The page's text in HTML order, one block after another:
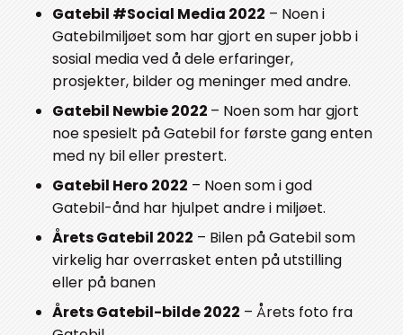
Gatebil #Social Media 2022 – Noen i
Gatebilmiljøet som har gjort en super jobb i
sosial media ved å dele erfaringer,
prosjekter, bilder og meninger med andre.
Gatebil Newbie 2022 – Noen som har gjort
noe spesielt på Gatebil for første gang enten
med ny bil eller prestert.
Gatebil Hero 2022 – Noen som i god
Gatebil-ånd har hjulpet andre i miljøet.
Årets Gatebil 2022 – Bilen på Gatebil som
virkelig har overrasket enten på utstilling
eller på banen
Årets Gatebil-bilde 2022 – Årets foto fra